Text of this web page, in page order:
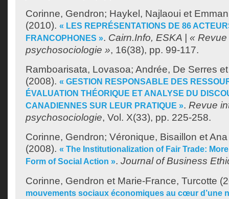
Corinne, Gendron; Haykel, Najlaoui et
(2010). « LES REPRÉSENTATIONS DE 86
FRANCOPHONES ». Cairn.Info, ESKA | «
psychosociologie », 16(38), pp. 99-117.
Ramboarisata, Lovasoa; Andrée, De Serres
(2008). « GESTION RESPONSABLE DES
ÉVALUATION THÉORIQUE ET ANALYSE DU
CANADIENNES SUR LEUR PRATIQUE ». Revue
psychosociologie, Vol. X(33), pp. 225-258.
Corinne, Gendron; Véronique, Bisaillon et
(2008). « The Institutionalization of Fair Trade:
Form of Social Action ». Journal of Business
Corinne, Gendron et Marie-France, Turcotte
mouvements sociaux économiques au cœur d’une